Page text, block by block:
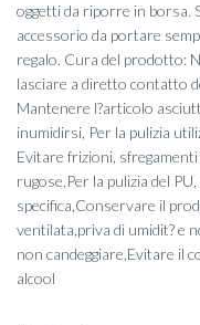
oggetti da riporre in borsa.
accessorio da portare
regalo. Cura del prodotto:
lasciare a diretto contatto
Mantenere l?articolo
inumidirsi, Per la pulizia
Evitare frizioni,
rugose,Per la pulizia del
specifica,Conservare il
ventilata,priva di umidit? e
non candeggiare,Evitare il
alcool